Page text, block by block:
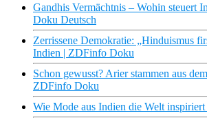
Gandhis Vermächtnis – Wohin steuert
Doku Deutsch
Zerrissene Demokratie: „Hinduismus
Indien | ZDFinfo Doku
Schon gewusst? Arier stammen aus
ZDFinfo Doku
Wie Mode aus Indien die Welt